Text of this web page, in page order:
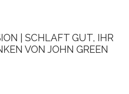
| SCHLAFT GUT, IHR
VON JOHN GREEN